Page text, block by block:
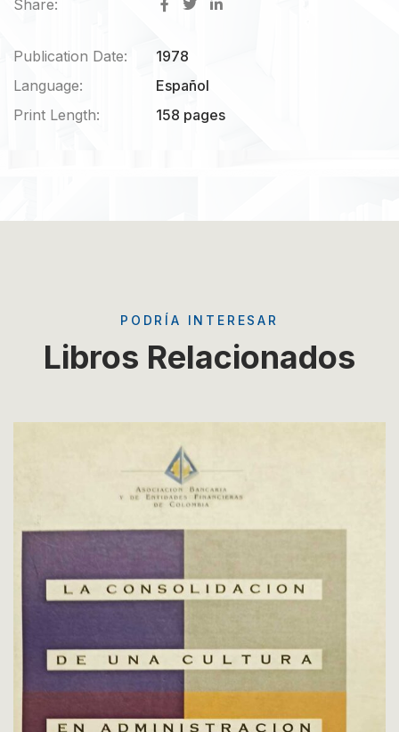
Share:
Publication Date:
1978
Language:
Español
Print Length:
158 pages
PODRÍA INTERESAR
Libros Relacionados